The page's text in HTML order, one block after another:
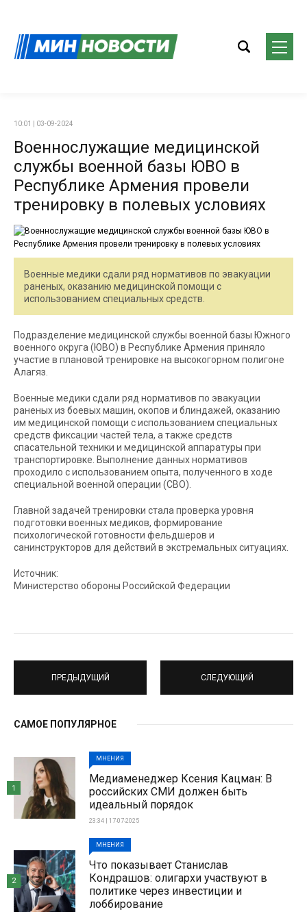
10:01 | 03-09-2024
Военнослужащие медицинской
службы военной базы ЮВО в
Республике Армения провели
тренировку в полевых условиях
Военные медики сдали ряд нормативов по эвакуации
раненых, оказанию медицинской помощи с
использованием специальных средств.
Подразделение медицинской службы военной базы Южного
военного округа (ЮВО) в Республике Армения приняло
участие в плановой тренировке на высокогорном полигоне
Алагяз.
Военные медики сдали ряд нормативов по эвакуации
раненых из боевых машин, окопов и блиндажей, оказанию
им медицинской помощи с использованием специальных
средств фиксации частей тела, а также средств
спасательной техники и медицинской аппаратуры при
транспортировке. Выполнение данных нормативов
проходило с использованием опыта, полученного в ходе
специальной военной операции (СВО).
Главной задачей тренировки стала проверка уровня
подготовки военных медиков, формирование
психологической готовности фельдшеров и
санинструкторов для действий в экстремальных ситуациях.
Источник:
Министерство обороны Российской Федерации
ПРЕДЫДУЩИЙ СЛЕДУЮЩИЙ
САМОЕ ПОПУЛЯРНОЕ
МНЕНИЯ
Медиаменеджер Ксения Кацман: В
российских СМИ должен быть
идеальный порядок
23:34 | 17-07-2025
1
МНЕНИЯ
Что показывает Станислав
Кондрашов: олигархи участвуют в
политике через инвестиции и
лоббирование
2